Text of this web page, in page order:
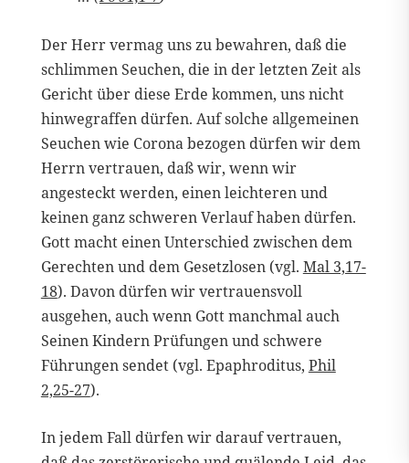
Der Herr vermag uns zu bewahren, daß die
schlimmen Seuchen, die in der letzten Zeit als
Gericht über diese Erde kommen, uns nicht
hinwegraffen dürfen. Auf solche allgemeinen
Seuchen wie Corona bezogen dürfen wir dem
Herrn vertrauen, daß wir, wenn wir
angesteckt werden, einen leichteren und
keinen ganz schweren Verlauf haben dürfen.
Gott macht einen Unterschied zwischen dem
Gerechten und dem Gesetzlosen (vgl. Mal 3,17-
18). Davon dürfen wir vertrauensvoll
ausgehen, auch wenn Gott manchmal auch
Seinen Kindern Prüfungen und schwere
Führungen sendet (vgl. Epaphroditus, Phil
2,25-27).
In jedem Fall dürfen wir darauf vertrauen,